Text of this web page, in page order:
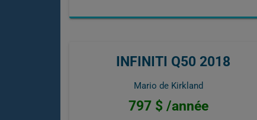
INFINITI Q50 2018
Mario de Kirkland
797 $ /année